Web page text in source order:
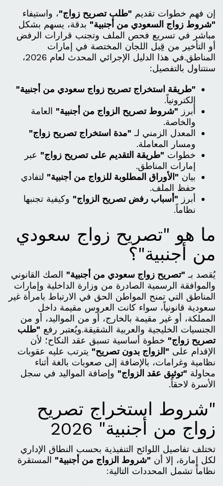
إن فهم خطوات تقديم "طلب تصريح زواج"، واستيفاء
"شروط زواج السعودي من أجنبية" بدقة، يسهم بشكل
مباشر في تسريع فحص الملف وتجنب قرارات الرفض
أو التأخير من قِبل اللجان المختصة في إمارات
المناطق.في هذا الدليل الإجرائي المحدث لعام 2026،
سنتناول بالتفصيل:
"طريقة استخراج تصريح زواج سعودي من أجنبية"
إلكترونياً.
أبرز "شروط تصريح الزواج من أجنبية" العامة
والخاصة.
المعدل الزمني لـ "مدة استخراج تصريح زواج"
ومسار المعاملة.
خطوات "طريقة التقديم على تصريح زواج" عبر
إمارات المناطق.
بيان "الأوراق المطلوبة للزواج من أجنبية" لتفادي
حفظ الملف.
أبرز "أسباب رفض تصريح الزواج" وكيفية تجنبها
نظاماً.
ما هو "تصريح زواج سعودي
من أجنبية"؟
يُقصد بـ "تصريح زواج سعودي من أجنبية" الصك القانوني
والموافقة الرسمية الصادرة من وزارة الداخلية وإمارات
المناطق التي تمنح المواطن الحق في الارتباط بامرأة غير
سعودية قانونياً، سواء كانت العروس مقيمة داخل
المملكة، أو غير مقيمة بالخارج، أو من المواليد، أو من
الجنسيات الخليجية والعربية الشقيقة.ويُعتبر رفع "طلب
تصريح زواج" خطوة أساسية تسبق عقد النكاح؛ لأن
الإقدام على "الزواج بدون تصريح" يترتب عليه عقوبات
نظامية وغرامات، بالإضافة إلى صعوبات بالغة أثناء
محاولة "توثيق عقد الزواج" وإضافة المواليد في سجل
الأسرة لاحقاً.
"شروط استخراج تصريح
زواج من أجنبية" 2026
تختلف تفاصيل اللوائح التنفيذية بحسب النطاق الإداري
لكل إمارة، إلا أن "شروط الزواج من أجنبية" المستقرة
نظاماً تشمل المحددات التالية: